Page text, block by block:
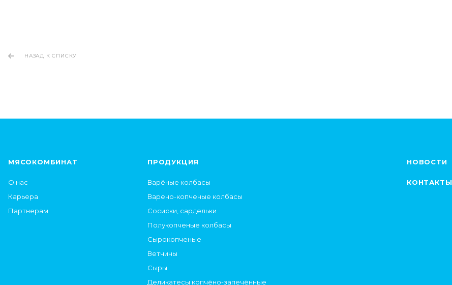
НАЗАД К СПИСКУ
МЯСОКОМБИНАТ
О нас
Карьера
Партнерам
ПРОДУКЦИЯ
Варёные колбасы
Варено-копченые колбасы
Сосиски, сардельки
Полукопченые колбасы
Сырокопченые
Ветчины
Сыры
Деликатесы копчёно-запечённые
НОВОСТИ
КОНТАКТЫ